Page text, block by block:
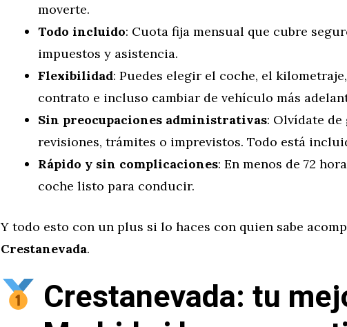
moverte.
Todo incluido: Cuota fija mensual que cubre
impuestos y asistencia.
Flexibilidad: Puedes elegir el coche, el
contrato e incluso cambiar de vehículo más
Sin preocupaciones administrativas: Olvídate de
revisiones, trámites o imprevistos. Todo está
Rápido y sin complicaciones: En menos de 72
coche listo para conducir.
Y todo esto con un plus si lo haces con quien sabe
Crestanevada.
Crestanevada: tu